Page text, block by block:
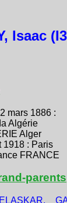
Isaac
mars 1886 :
Algérie
Alger
1918 : Paris
FRANCE
parents
ELASKAR,